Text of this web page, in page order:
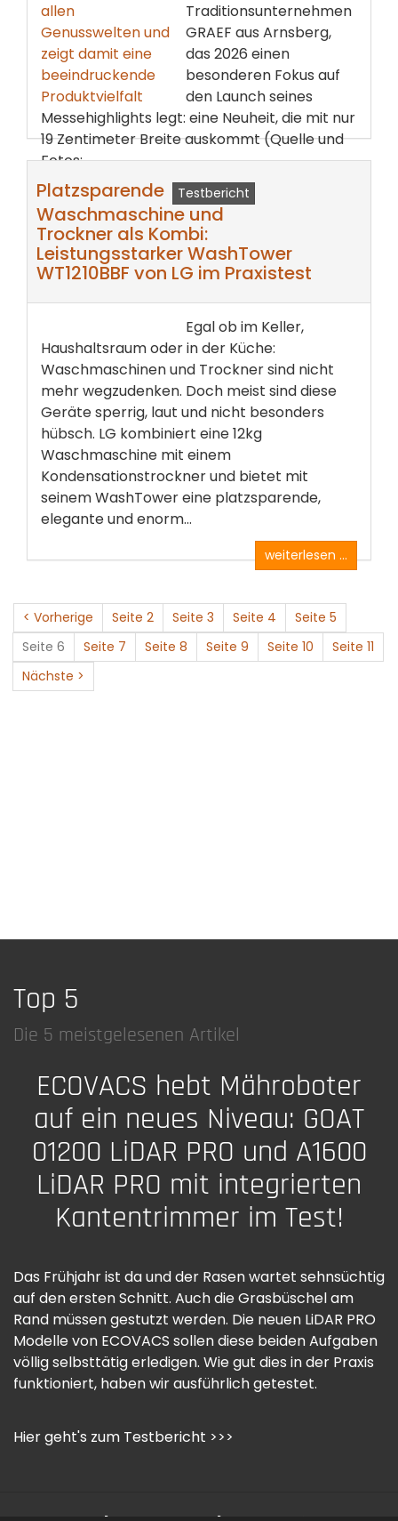
Traditionsunternehmen
GRAEF aus Arnsberg,
das 2026 einen
besonderen Fokus auf
den Launch seines
Messehighlights legt: eine Neuheit, die mit nur
19 Zentimeter Breite auskommt (Quelle und
Fotos: ...
Testbericht
Platzsparende
Waschmaschine und
Trockner als Kombi:
Leistungsstarker WashTower
WT1210BBF von LG im Praxistest
Egal ob im Keller,
Haushaltsraum oder in der Küche:
Waschmaschinen und Trockner sind nicht
mehr wegzudenken. Doch meist sind diese
Geräte sperrig, laut und nicht besonders
hübsch. LG kombiniert eine 12kg
Waschmaschine mit einem
Kondensationstrockner und bietet mit
seinem WashTower eine platzsparende,
elegante und enorm...
weiterlesen ...
< Vorherige Seite 2 Seite 3 Seite 4
Seite 5
Seite 6
Seite 7 Seite 8 Seite 9 Seite 10
Seite 11
Nächste >
Top 5
Die 5 meistgelesenen Artikel
ECOVACS hebt Mähroboter
auf ein neues Niveau: GOAT
01200 LiDAR PRO und A1600
LiDAR PRO mit integrierten
Kantentrimmer im Test!
Das Frühjahr ist da und der Rasen wartet sehnsüchtig
auf den ersten Schnitt. Auch die Grasbüschel am
Rand müssen gestutzt werden. Die neuen LiDAR PRO
Modelle von ECOVACS sollen diese beiden Aufgaben
völlig selbsttätig erledigen. Wie gut dies in der Praxis
funktioniert, haben wir ausführlich getestet.
Hier geht's zum Testbericht >>>